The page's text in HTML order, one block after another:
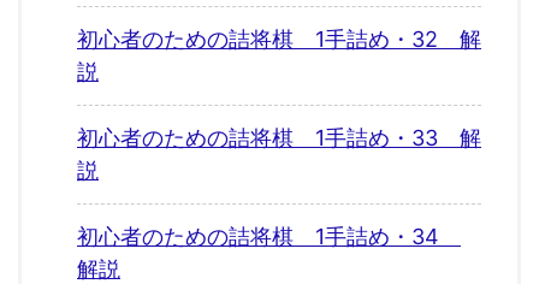
初心者のための詰将棋 1手詰め・32 解
説
初心者のための詰将棋 1手詰め・33 解
説
初心者のための詰将棋 1手詰め・34
解説